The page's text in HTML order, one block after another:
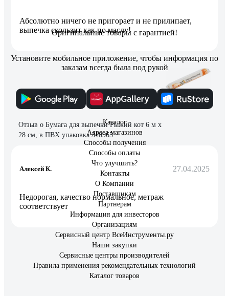
Абсолютно ничего не пригорает и не прилипает,
выпечка скользит как по маслу!
7 отзывов
Отзыв о Бумага для выпечки Рыжий кот 6 м x
28 см, в ПВХ упаковка 310965
Алексей К. 27.04.2025
Недорогая, качество нормальное, метраж
соответствует
Оригинальные товары с гарантией!
Установите мобильное приложение, чтобы информация по
заказам всегда была под рукой
Каталог
Адреса магазинов
Способы получения
Способы оплаты
Что улучшить?
Контакты
О Компании
Поставщикам
Партнерам
Информация для инвесторов
Организациям
Сервисный центр ВсеИнструменты.ру
Наши закупки
Сервисные центры производителей
Правила применения рекомендательных технологий
Каталог товаров